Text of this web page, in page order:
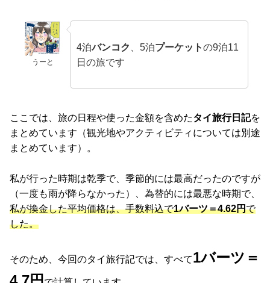
うーと
4泊バンコク 、5泊プーケットの9泊11
日の旅です
ここでは、旅の日程や使った金額を含めたタイ旅行日記を
まとめています（観光地やアクティビティについては別途
まとめています）。
私が行った時期は乾季で、季節的には最高だったのですが
（一度も雨が降らなかった）、為替的には最悪な時期で、
私が換金した平均価格は、手数料込で1バーツ＝4.62円で
した。
そのため、今回のタイ旅行記では、すべて1バーツ＝